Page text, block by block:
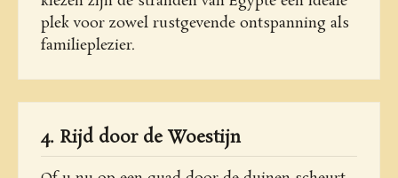
plek voor zowel rustgevende ontspanning als
familieplezier.
4. Rijd door de Woestijn